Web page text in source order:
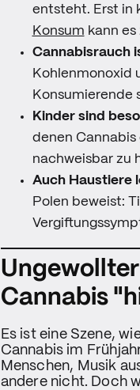
entsteht. Erst in
Konsum kann
Cannabisrauch
Kohlenmonoxid
Konsumierende
Kinder sind
denen Cannabis
nachweisbar zu
Auch Haustiere
Polen beweist:
Cannabis
Es ist eine Szene,
Cannabis im
Menschen, Musik
andere nicht. Doch